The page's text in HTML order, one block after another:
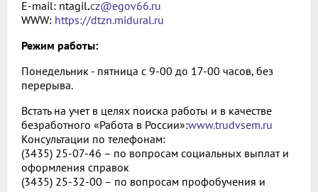
E-mail: ntagil.cz@egov66.ru
WWW: https://dtzn.midural.ru
Режим работы:
Понедельник - пятница с 9-00 до 17-00 часов, без
перерыва.
Встать на учет в целях поиска работы и в качестве
безработного «Работа в России»:www.trudvsem.ru
Консультации по телефонам:
(3435) 25-07-46 – по вопросам социальных выплат и
оформления справок
(3435) 25-32-00 – по вопросам профобучения и